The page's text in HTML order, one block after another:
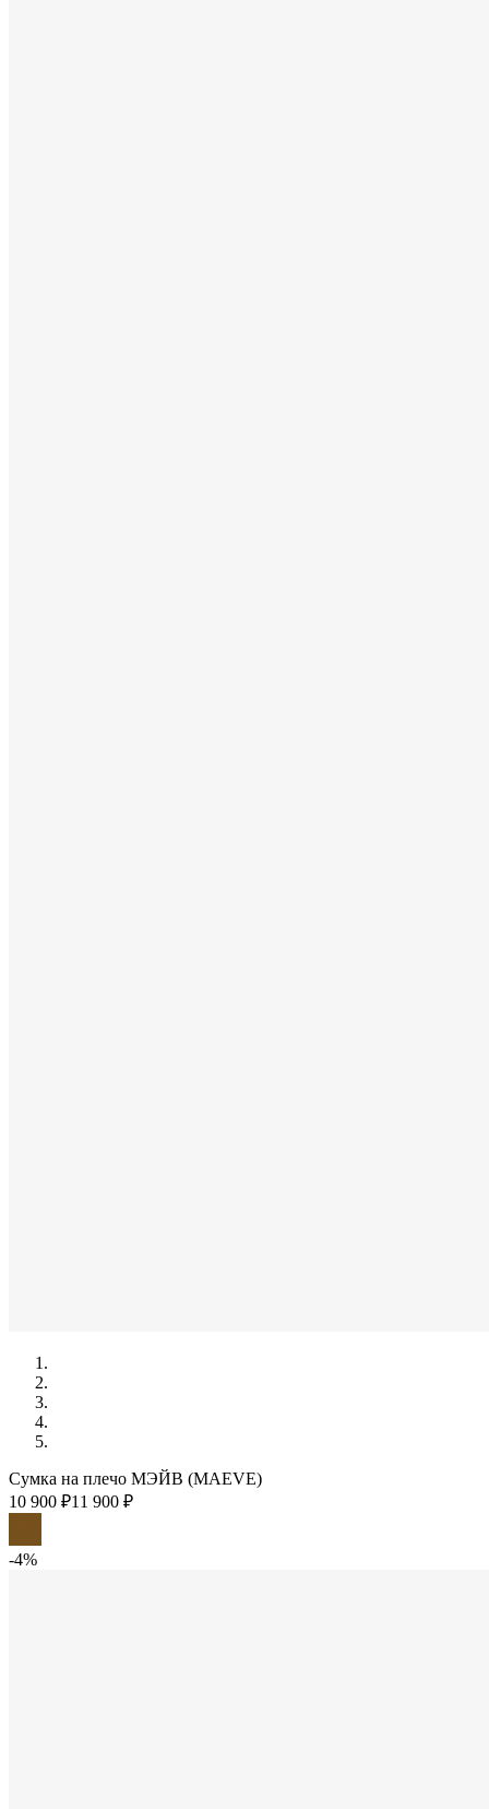
Сумка на плечо МЭЙВ (MAEVE)
10 900 ₽11 900 ₽
-4%